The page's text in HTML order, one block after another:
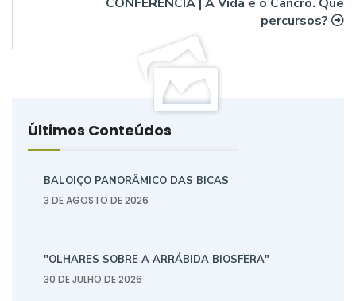
percursos?
Últimos Conteúdos
BALOIÇO PANORÂMICO DAS BICAS
3 DE AGOSTO DE 2026
"OLHARES SOBRE A ARRÁBIDA BIOSFERA"
30 DE JULHO DE 2026